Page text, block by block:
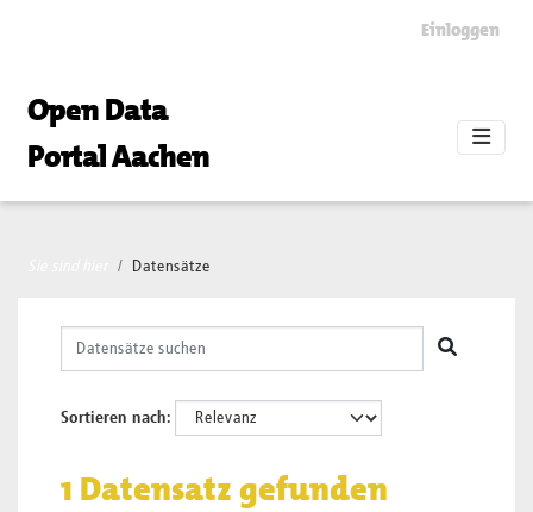
Einloggen
Open Data
Portal Aachen
Datensätze
Sortieren nach
1 Datensatz gefunden